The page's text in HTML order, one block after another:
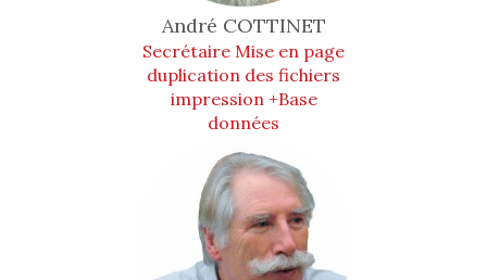
André COTTINET
Secrétaire Mise en page
duplication des fichiers
impression +Base
données